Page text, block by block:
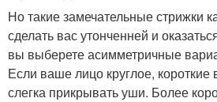
Но такие замечательные стрижки
сделать вас утонченней и
вы выберете асимметричные
Если ваше лицо круглое,
слегка прикрывать уши. Более